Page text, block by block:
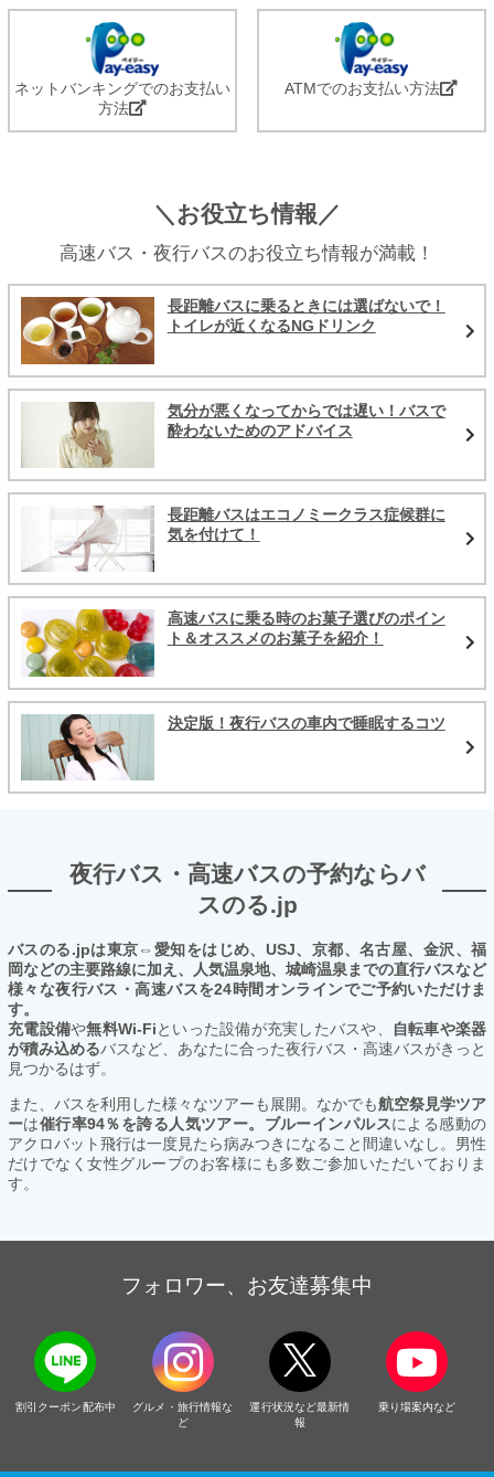
ネットバンキングでのお支払い
方法
ATMでのお支払い方法
＼お役立ち情報／
高速バス・夜行バスのお役立ち情報が満載！
長距離バスに乗るときには選ばないで！
トイレが近くなるNGドリンク
気分が悪くなってからでは遅い！バスで
酔わないためのアドバイス
長距離バスはエコノミークラス症候群に
気を付けて！
高速バスに乗る時のお菓子選びのポイン
ト＆オススメのお菓子を紹介！
決定版！夜行バスの車内で睡眠するコツ
夜行バス・高速バスの予約ならバ
スのる.jp
バスのる.jpは東京⇔愛知をはじめ、USJ、京都、名古屋、金沢、福
岡などの主要路線に加え、人気温泉地、城崎温泉までの直行バスなど
様々な夜行バス・高速バスを24時間オンラインでご予約いただけま
す。
充電設備や無料Wi-Fiといった設備が充実したバスや、
自転車や楽器
が積み込めるバスなど、あなたに合った夜行バス・高速バスがきっと
見つかるはず。
また、バスを利用した様々なツアーも展開。なかでも航空祭見学ツア
ーは催行率94％を誇る人気ツアー。ブルーインパルスによる感動の
アクロバット飛行は一度見たら病みつきになること間違いなし。男性
だけでなく女性グループのお客様にも多数ご参加いただいておりま
す。
フォロワー、お友達募集中
割引クーポン配布中
グルメ・旅行情報な
ど
運行状況など最新情
報
乗り場案内など